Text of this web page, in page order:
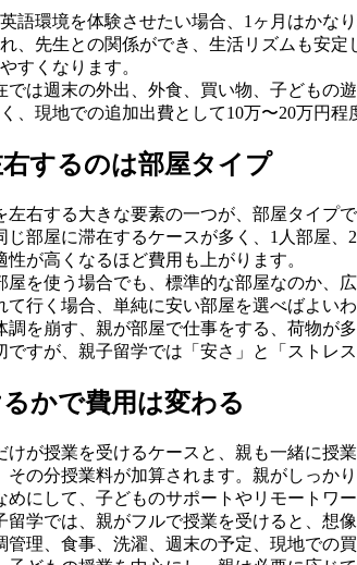
語環境を体験させたい場合、1ヶ月はかな
、先生との関係ができ、生活リズムも安
すくなります。
では週末の外出、外食、買い物、子どもの
、現地での追加出費として10万〜20万円程
するのは部屋タイプ
右する大きな要素の一つが、部屋タイプで
部屋に滞在するケースが多く、1人部屋、
が高くなるほど費用も上がります。
屋を使う場合でも、標準的な部屋なのか、
行く場合、単純に安い部屋を選べばよいわ
を崩す、親が部屋で仕事をする、荷物が
ですが、親子留学では「安さ」と「ストレ
かで費用は変わる
が授業を受けるケースと、親も一緒に授
その分授業料が加算されます。親がしっか
にして、子どものサポートやリモートワ
学では、親がフルで授業を受けると、想
理、食事、洗濯、週末の予定、現地での